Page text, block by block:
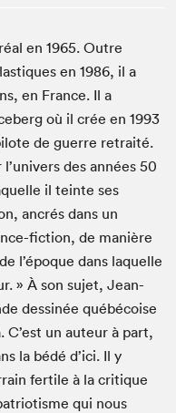
en 1965. Outre
en 1986, il a
en France. Il a
où il crée en 1993
de guerre retraité.
des années 50
il teinte ses
ancrés dans un
fiction, de manière
l’époque dans laquelle
» À son sujet, Jean-
dessinée québécoise
C’est un auteur à part,
la bédé d’ici. Il y
fertile à la critique
qui nous